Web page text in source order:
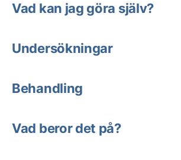
Vad kan jag göra själv?
Undersökningar
Behandling
Vad beror det på?